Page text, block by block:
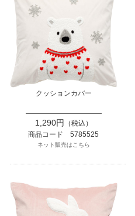
クッションカバー
1,290円
（税込）
商品コード 5785525
ネット販売はこちら